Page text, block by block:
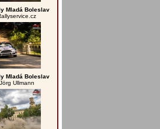
Mladá Boleslav
Mladá Boleslav
Ullmann